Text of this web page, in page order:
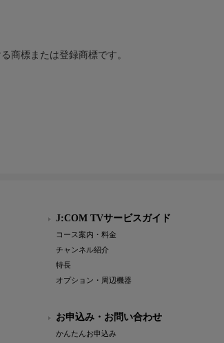
商標または登録商標です。
J:COM TVサービスガイド
コース案内・料金
チャンネル紹介
特長
オプション・周辺機器
お申込み・お問い合わせ
かんたんお申込み